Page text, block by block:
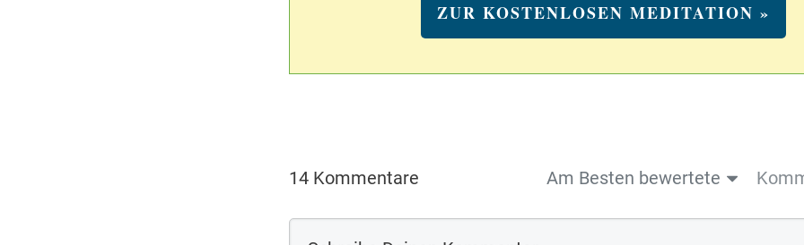
ZUR KOSTENLOSEN MEDITATION »
14 Kommentare Am Besten bewertete